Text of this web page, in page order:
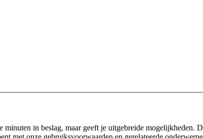
in beslag, maar geeft je uitgebreide mogelijkheden.